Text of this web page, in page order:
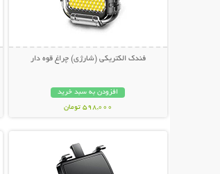
فندک الکتریکی (شارژی) چراغ قوه دار
افزودن به سبد خرید
598,000 تومان